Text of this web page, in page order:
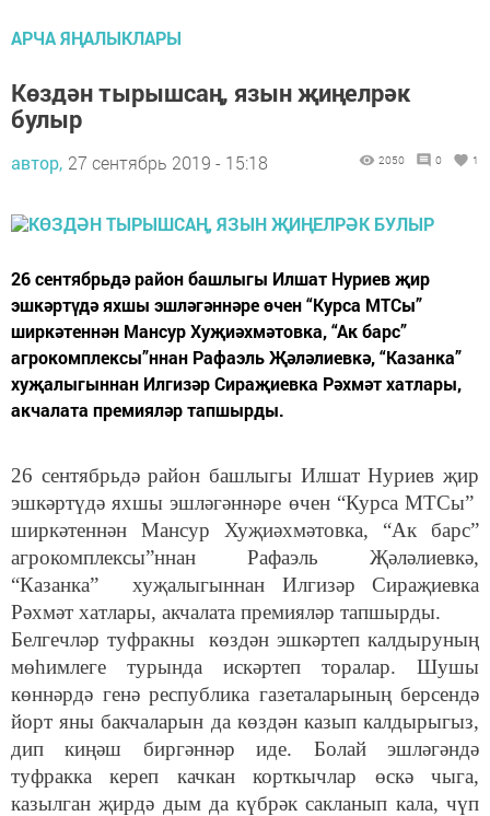
АРЧА ЯҢАЛЫКЛАРЫ
Көздән тырышсаң, язын җиңелрәк
булыр
автор, 27 сентябрь 2019 - 15:18 2050 0 1
26 сентябрьдә район башлыгы Илшат Нуриев җир
эшкәртүдә яхшы эшләгәннәре өчен “Курса МТСы”
ширкәтеннән Мансур Хуҗиәхмәтовка, “Ак барс”
агрокомплексы”ннан Рафаэль Җәләлиевкә, “Казанка”
хуҗалыгыннан Илгизәр Сираҗиевка Рәхмәт хатлары,
акчалата премияләр тапшырды.
26 сентябрьдә район башлыгы Илшат Нуриев җир
эшкәртүдә яхшы эшләгәннәре өчен “Курса МТСы”
ширкәтеннән Мансур Хуҗиәхмәтовка, “Ак барс”
агрокомплексы”ннан Рафаэль Җәләлиевкә,
“Казанка” хуҗалыгыннан Илгизәр Сираҗиевка
Рәхмәт хатлары, акчалата премияләр тапшырды.
Белгечләр туфракны көздән эшкәртеп калдыруның
мөһимлеге турында искәртеп торалар. Шушы
көннәрдә генә республика газеталарының берсендә
йорт яны бакчаларын да көздән казып калдырыгыз,
дип киңәш биргәннәр иде. Болай эшләгәндә
туфракка кереп качкан корткычлар өскә чыга,
казылган җирдә дым да күбрәк сакланып кала, чүп